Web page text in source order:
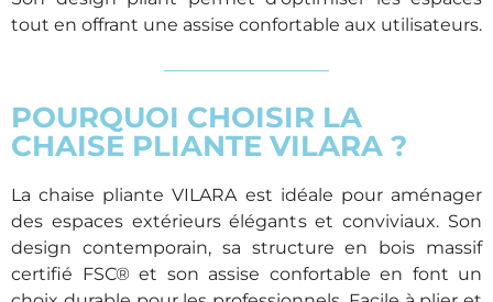
tout en offrant une assise confortable aux utilisateurs.
POURQUOI CHOISIR LA
CHAISE PLIANTE VILARA ?
La chaise pliante VILARA est idéale pour aménager
des espaces extérieurs élégants et conviviaux. Son
design contemporain, sa structure en bois massif
certifié FSC® et son assise confortable en font un